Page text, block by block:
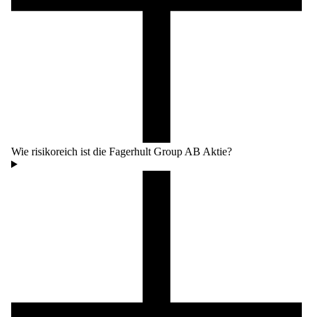
Wie risikoreich ist die Fagerhult Group AB Aktie?